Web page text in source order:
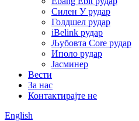
Силен У рудар
Голдшел рудар
iBelink рудар
Љубовта Core рудар
Иполо рудар
Јасминер
Вести
За нас
Контактирајте не
English